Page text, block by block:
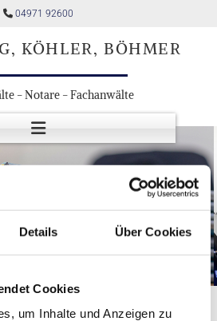
Details Über Cookies
Cookies
um Inhalte und Anzeigen zu
 04971 92600
KÖHLER, BÖHMER
- Notare - Fachanwälte